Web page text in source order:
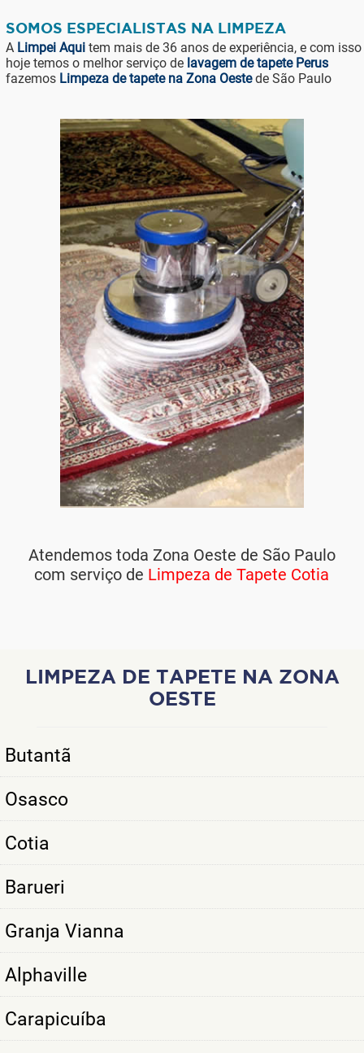
SOMOS ESPECIALISTAS NA LIMPEZA
A Limpei Aquitem mais de 36 anos de experiência, e com isso
hoje temos o melhor serviço de lavagem de tapete Perus
fazemos Limpeza de tapete na Zona Oestede São Paulo
Atendemos toda Zona Oeste de São Paulo
com serviço de Limpeza de Tapete Cotia
LIMPEZA DE TAPETE NA ZONA
OESTE
Butantã
Osasco
Cotia
Barueri
Granja Vianna
Alphaville
Carapicuíba